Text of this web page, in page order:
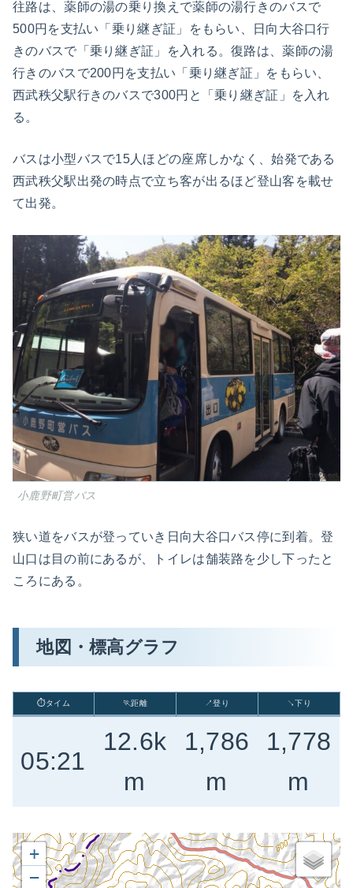
往路は、薬師の湯の乗り換えで薬師の湯行きのバスで
500円を支払い「乗り継ぎ証」をもらい、日向大谷口行
きのバスで「乗り継ぎ証」を入れる。復路は、薬師の湯
行きのバスで200円を支払い「乗り継ぎ証」をもらい、
西武秩父駅行きのバスで300円と「乗り継ぎ証」を入れ
る。
バスは小型バスで15人ほどの座席しかなく、始発である
西武秩父駅出発の時点で立ち客が出るほど登山客を載せ
て出発。
小鹿野町営バス
狭い道をバスが登っていき日向大谷口バス停に到着。登
山口は目の前にあるが、トイレは舗装路を少し下ったと
ころにある。
地図・標高グラフ
⏱タイム 🏃距離 ↗登り ↘下り
05:21
12.6k
m
1,786
m
1,778
m
+
−